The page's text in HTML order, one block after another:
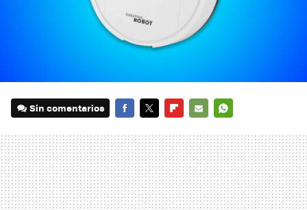
Sin comentarios
MAIL